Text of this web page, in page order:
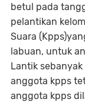
betul pada
pelantikan
Suara
labuan, untuk
Lantik
anggota kpps
anggota kpps